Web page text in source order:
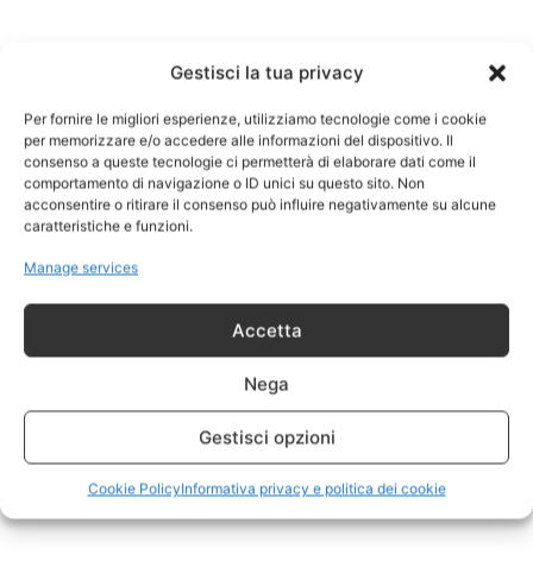
Gestisci la tua privacy
Per fornire le migliori esperienze, utilizziamo tecnologie come i cookie
per memorizzare e/o accedere alle informazioni del dispositivo. Il
consenso a queste tecnologie ci permetterà di elaborare dati come il
comportamento di navigazione o ID unici su questo sito. Non
acconsentire o ritirare il consenso può influire negativamente su alcune
caratteristiche e funzioni.
Manage services
Accetta
Nega
Gestisci opzioni
Cookie PolicyInformativa privacy e politica dei cookie